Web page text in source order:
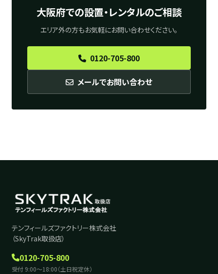
大阪府での設置・レンタルのご相談
エリア外の方もお気軽にお問い合わせください。
0120-705-800
メールでお問い合わせ
テンフィールズファクトリー株式会社
（SkyTrak取扱店）
0120-705-800
受付 9:00〜18:00（土日祝定休）